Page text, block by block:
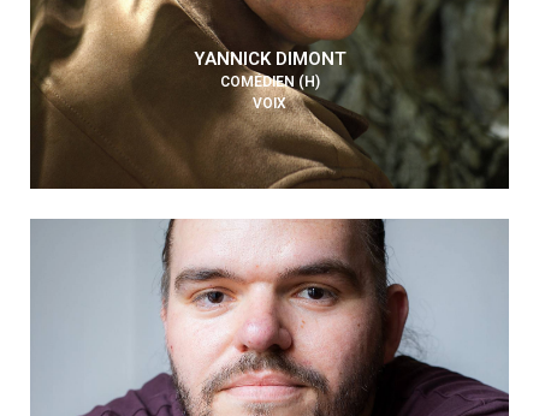
YANNICK DIMONT
COMÉDIEN (H)
VOIX